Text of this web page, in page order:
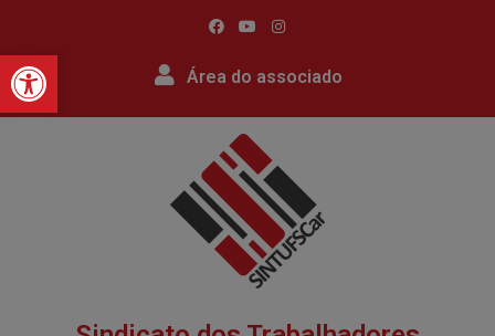
Barra de Ferramentas
Área do associado